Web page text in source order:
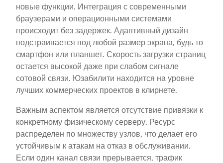
новые функции. Интеграция с современными
браузерами и операционными системами
происходит без задержек. Адаптивный дизайн
подстраивается под любой размер экрана, будь то
смартфон или планшет. Скорость загрузки страниц
остается высокой даже при слабом сигнале
сотовой связи. Юзабилити находится на уровне
лучших коммерческих проектов в клирнете.
Важным аспектом является отсутствие привязки к
конкретному физическому серверу. Ресурс
распределен по множеству узлов, что делает его
устойчивым к атакам на отказ в обслуживании.
Если один канал связи прерывается, трафик